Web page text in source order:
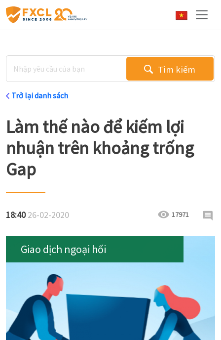
Tìm kiếm
Trở lại danh sách
Làm thế nào để kiếm lợi
nhuận trên khoảng trống
Gap
18:4026-02-2020 17971
Giao dịch ngoại hối